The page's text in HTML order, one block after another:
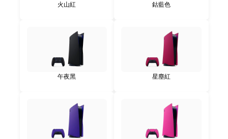
火山紅 鈷藍色
午夜黑 星塵紅